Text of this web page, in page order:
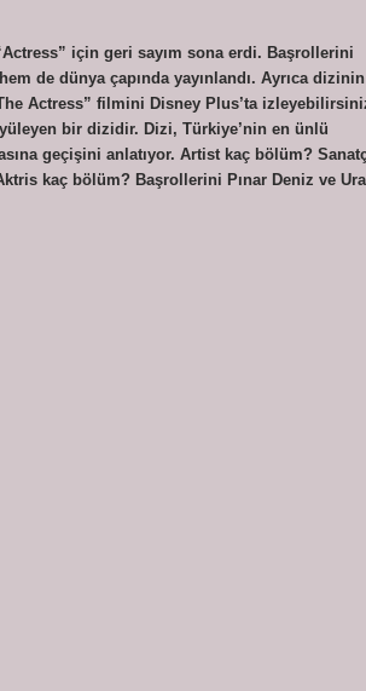
için geri sayım sona erdi. Başrollerini
de dünya çapında yayınlandı. Ayrıca dizinin
Actress” filmini Disney Plus’ta
bir dizidir. Dizi, Türkiye’nin en ünlü
geçişini anlatıyor. Artist kaç bölüm?
kaç bölüm? Başrollerini Pınar Deniz ve